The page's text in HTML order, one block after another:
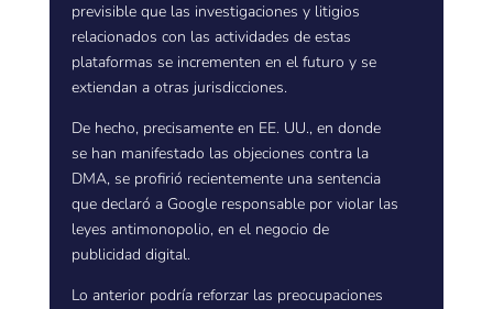
previsible que las investigaciones y litigios
relacionados con las actividades de estas
plataformas se incrementen en el futuro y se
extiendan a otras jurisdicciones.
De hecho, precisamente en EE. UU., en donde
se han manifestado las objeciones contra la
DMA, se profirió recientemente una sentencia
que declaró a Google responsable por violar las
leyes antimonopolio, en el negocio de
publicidad digital.
Lo anterior podría reforzar las preocupaciones